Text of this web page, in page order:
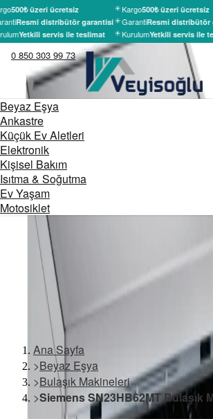
500₺ üzeri ücretsiz
Resmi distribütör garantisi
Yetkili servis ile teslimat
Kargo500₺ üzeri ücretsiz
GarantiResmi distribütör
KurulumYetkili servis ile
0 850 303 99 73
Beyaz Eşya
Ankastre
Küçük Ev Aletleri
Elektronik
Kişisel Bakım
Isıtma & Soğutma
Ev Yaşam
Motosiklet
Ana Sayfa
>Beyaz Eşya
>Bulaşık Makineleri
>Siemens SN23HB62MT Bulaşık